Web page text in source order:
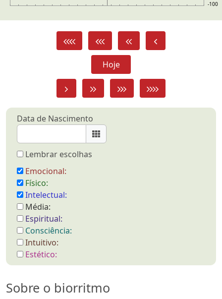
-100
Hoje
Data de Nascimento
Lembrar escolhas
Emocional:
Físico:
Intelectual:
Média:
Espiritual:
Consciência:
Intuitivo:
Estético:
Sobre o biorritmo